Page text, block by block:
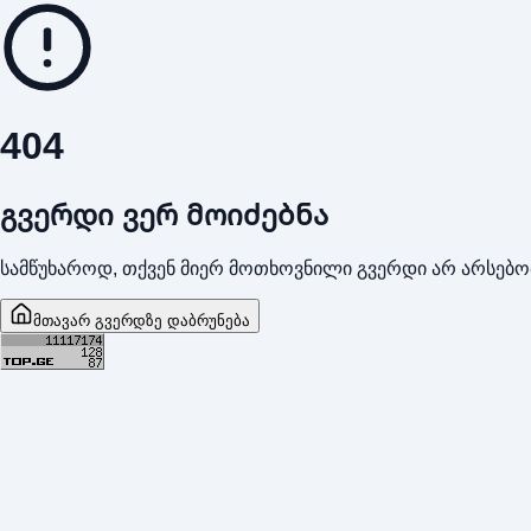
404
გვერდი ვერ მოიძებნა
სამწუხაროდ, თქვენ მიერ მოთხოვნილი გვერდი არ
მთავარ გვერდზე დაბრუნება